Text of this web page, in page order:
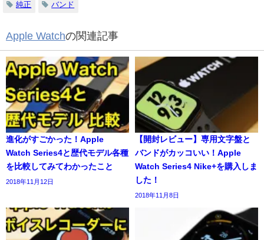
純正 バンド
Apple Watchの関連記事
進化がすごかった！Apple
Watch Series4と歴代モデル各種
を比較してみてわかったこと
2018年11月12日
【開封レビュー】専用文字盤と
バンドがカッコいい！Apple
Watch Series4 Nike+を購入しま
した！
2018年11月8日